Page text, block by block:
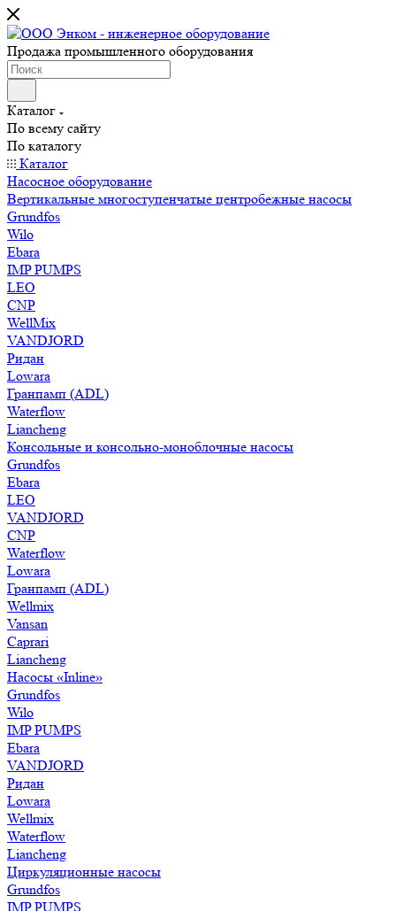
Продажа промышленного оборудования
Каталог
По всему сайту
По каталогу
Каталог
Насосное оборудование
Вертикальные многоступенчатые центробежные насосы
Grundfos
Wilo
Ebara
IMP PUMPS
LEO
CNP
WellMix
VANDJORD
Ридан
Lowara
Гранпамп (ADL)
Waterflow
Liancheng
Консольные и консольно-моноблочные насосы
Grundfos
Ebara
LEO
VANDJORD
CNP
Waterflow
Lowara
Гранпамп (ADL)
Wellmix
Vansan
Caprari
Liancheng
Насосы «Inline»
Grundfos
Wilo
IMP PUMPS
Ebara
VANDJORD
Ридан
Lowara
Wellmix
Waterflow
Liancheng
Циркуляционные насосы
Grundfos
IMP PUMPS